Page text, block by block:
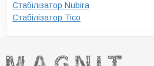
Стабілізатор Nubira
Стабілізатор Tico